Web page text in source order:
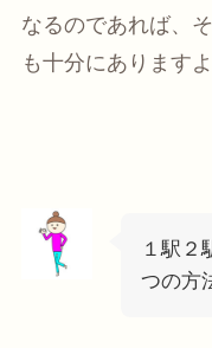
なるのであれば、
も十分にありますよ
１駅２
つの方